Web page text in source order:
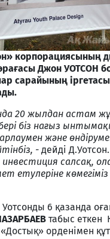
корпорациясының
Джон УОТСОН
сарайының
20 жылдан астам
біз нағыз
және
- дейді
салсақ,
етулеріне
6 қазанда
табыс еткен
орденімен